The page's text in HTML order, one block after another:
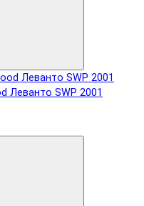
Леванто SWP 2001